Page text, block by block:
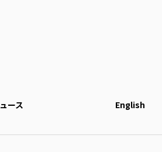
ース English